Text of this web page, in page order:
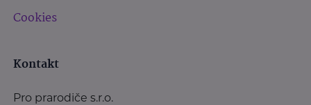
Cookies
Kontakt
Pro prarodiče s.r.o.